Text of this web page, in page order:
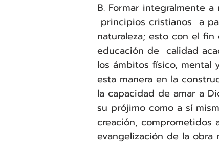
B. Formar integralmente
principios cristianos a
naturaleza; esto con el
educación de calidad
los ámbitos físico, mental
esta manera en la
la capacidad de amar a
su prójimo como a sí
creación, comprometidos
evangelización de la obra